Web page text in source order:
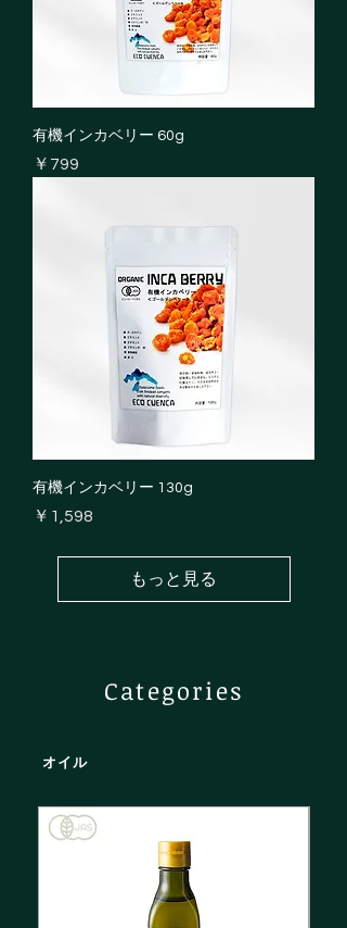
有機インカベリー 60g
価格
￥799
有機インカベリー 130g
価格
￥1,598
もっと見る
Categories
オイル